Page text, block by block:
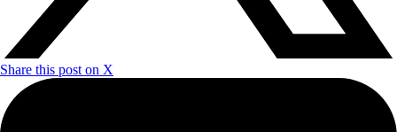
Share this post on X